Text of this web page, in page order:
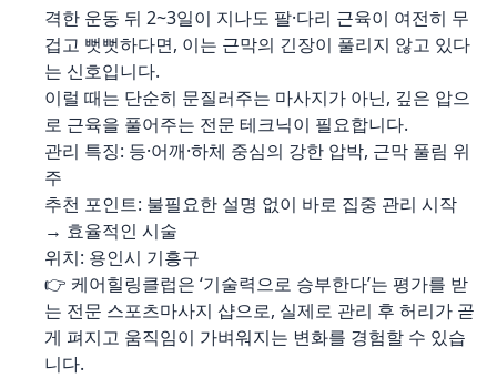
격한 운동 뒤 2~3일이 지나도 팔·다리 근육이 여전히 무
겁고 뻣뻣하다면, 이는 근막의 긴장이 풀리지 않고 있다
는 신호입니다.
이럴 때는 단순히 문질러주는 마사지가 아닌, 깊은 압으
로 근육을 풀어주는 전문 테크닉이 필요합니다.
관리 특징: 등·어깨·하체 중심의 강한 압박, 근막 풀림 위
주
추천 포인트: 불필요한 설명 없이 바로 집중 관리 시작
→ 효율적인 시술
위치: 용인시 기흥구
👉 케어힐링클럽은 ‘기술력으로 승부한다’는 평가를 받
는 전문 스포츠마사지 샵으로, 실제로 관리 후 허리가 곧
게 펴지고 움직임이 가벼워지는 변화를 경험할 수 있습
니다.